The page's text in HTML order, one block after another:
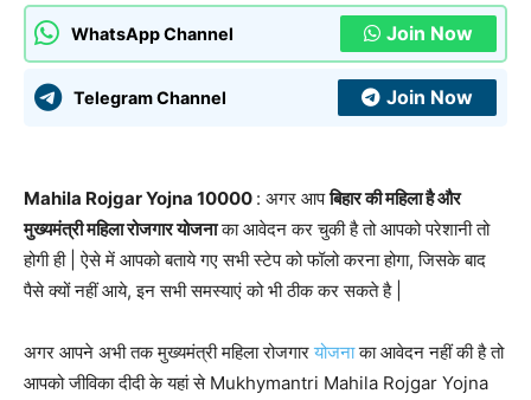
WhatsApp Channel Join Now
Telegram Channel Join Now
Mahila Rojgar Yojna 10000 : अगर आपबिहार की महिला है और
मुख्यमंत्री महिला रोजगार योजनाका आवेदन कर चुकी है तो आपको परेशानी तो
होगी ही | ऐसे में आपको बताये गए सभी स्टेप को फॉलो करना होगा, जिसके बाद
पैसे क्यों नहीं आये, इन सभी समस्याएं को भी ठीक कर सकते है |
अगर आपने अभी तक मुख्यमंत्री महिला रोजगारयोजनाका आवेदन नहीं की है तो
आपको जीविका दीदी के यहां से Mukhymantri Mahila Rojgar Yojna